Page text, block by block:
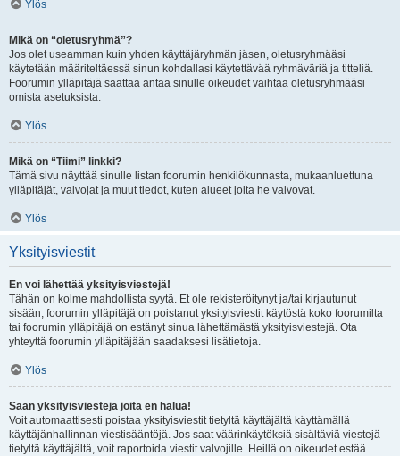
Ylös
Mikä on “oletusryhmä”?
Jos olet useamman kuin yhden käyttäjäryhmän jäsen, oletusryhmääsi
käytetään määriteltäessä sinun kohdallasi käytettävää ryhmäväriä ja titteliä.
Foorumin ylläpitäjä saattaa antaa sinulle oikeudet vaihtaa oletusryhmääsi
omista asetuksista.
Ylös
Mikä on “Tiimi” linkki?
Tämä sivu näyttää sinulle listan foorumin henkilökunnasta, mukaanluettuna
ylläpitäjät, valvojat ja muut tiedot, kuten alueet joita he valvovat.
Ylös
Yksityisviestit
En voi lähettää yksityisviestejä!
Tähän on kolme mahdollista syytä. Et ole rekisteröitynyt ja/tai kirjautunut
sisään, foorumin ylläpitäjä on poistanut yksityisviestit käytöstä koko foorumilta
tai foorumin ylläpitäjä on estänyt sinua lähettämästä yksityisviestejä. Ota
yhteyttä foorumin ylläpitäjään saadaksesi lisätietoja.
Ylös
Saan yksityisviestejä joita en halua!
Voit automaattisesti poistaa yksityisviestit tietyltä käyttäjältä käyttämällä
käyttäjänhallinnan viestisääntöjä. Jos saat väärinkäytöksiä sisältäviä viestejä
tietyltä käyttäjältä, voit raportoida viestit valvojille. Heillä on oikeudet estää